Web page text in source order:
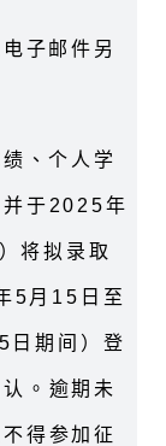
子邮件另
、个人学
于 2025年
将拟录取
5 月 15 日至
日期间）登
。逾期未
得参加征